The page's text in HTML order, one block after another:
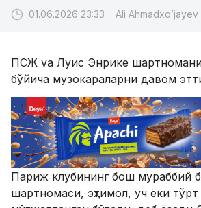
01.06.2026 23:33 Ali Ahmadxo’jayev
ПСЖ va Луис Энрике
бўйича музокараларни давом
Париж клубининг бош мураббий
шартномаси, эҳтимол, уч ёки тўрт